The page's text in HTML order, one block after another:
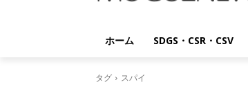
ホーム SDGS・CSR・CSV
タグ スパイ